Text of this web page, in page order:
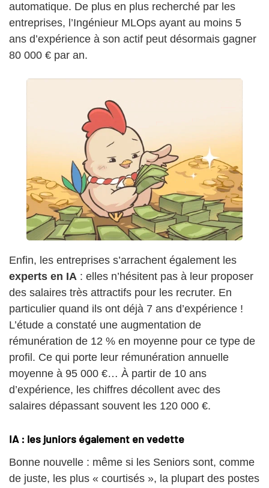
automatique. De plus en plus recherché par les
entreprises, l’Ingénieur MLOps ayant au moins 5
ans d’expérience à son actif peut désormais gagner
80 000 € par an.
Enfin, les entreprises s’arrachent également les
experts en IA : elles n’hésitent pas à leur proposer
des salaires très attractifs pour les recruter. En
particulier quand ils ont déjà 7 ans d’expérience !
L’étude a constaté une augmentation de
rémunération de 12 % en moyenne pour ce type de
profil. Ce qui porte leur rémunération annuelle
moyenne à 95 000 €… À partir de 10 ans
d’expérience, les chiffres décollent avec des
salaires dépassant souvent les 120 000 €.
IA : les juniors également en vedette
Bonne nouvelle : même si les Seniors sont, comme
de juste, les plus « courtisés », la plupart des postes